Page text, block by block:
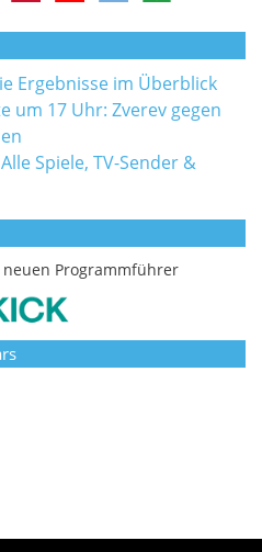
Ergebnisse im Überblick
um 17 Uhr: Zverev gegen
Spiele, TV-Sender &
Programmführer